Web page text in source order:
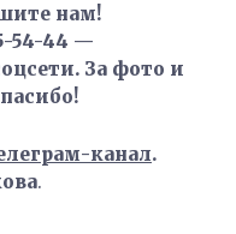
нам!
54-44 —
За фото и
канал.
.